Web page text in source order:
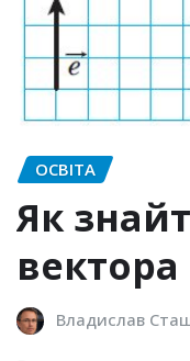
ОСВІТА
Як
вектора
Владислав